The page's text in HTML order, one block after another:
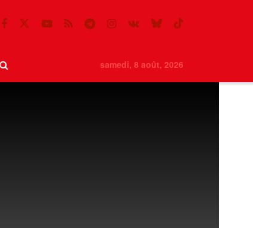
samedi, 8 août, 2026